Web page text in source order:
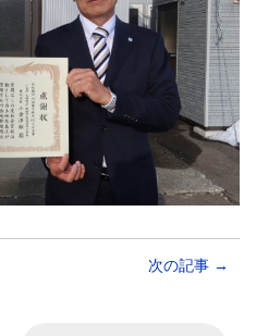
次の記事 →